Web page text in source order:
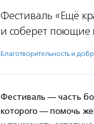
Фестиваль «Ещё
и соберет поющие
Благотвори­тель­ность и
Фестиваль — часть
которого — помочь